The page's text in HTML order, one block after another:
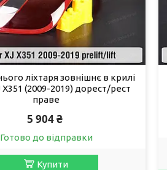
ліхтаря зовнішнє в крилі
X351 (2009-2019) дорест/рест
праве
5 904 ₴
Готово до відправки
Купити